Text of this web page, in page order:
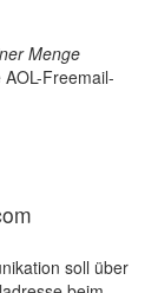
Menge
Freemail-
soll über